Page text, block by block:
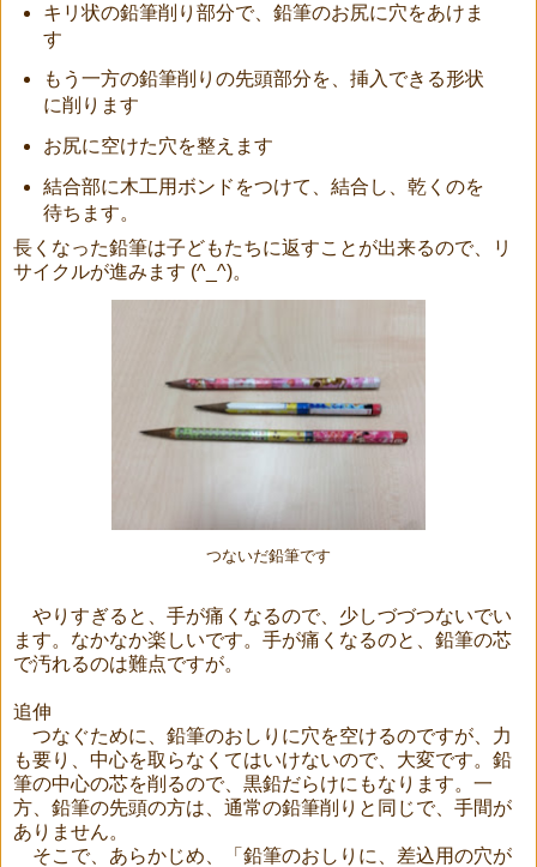
キリ状の鉛筆削り部分で、鉛筆のお尻に穴をあけま
す
もう一方の鉛筆削りの先頭部分を、挿入できる形状
に削ります
お尻に空けた穴を整えます
結合部に木工用ボンドをつけて、結合し、乾くのを
待ちます。
長くなった鉛筆は子どもたちに返すことが出来るので、リ
サイクルが進みます (^_^)。
つないだ鉛筆です
やりすぎると、手が痛くなるので、少しづづつないでい
ます。なかなか楽しいです。手が痛くなるのと、鉛筆の芯
で汚れるのは難点ですが。
追伸
つなぐために、鉛筆のおしりに穴を空けるのですが、力
も要り、中心を取らなくてはいけないので、大変です。鉛
筆の中心の芯を削るので、黒鉛だらけにもなります。一
方、鉛筆の先頭の方は、通常の鉛筆削りと同じで、手間が
ありません。
そこで、あらかじめ、「鉛筆のおしりに、差込用の穴が